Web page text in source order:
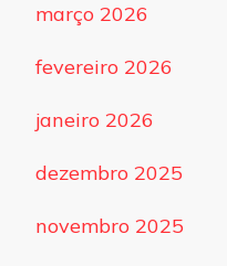
março 2026
fevereiro 2026
janeiro 2026
dezembro 2025
novembro 2025